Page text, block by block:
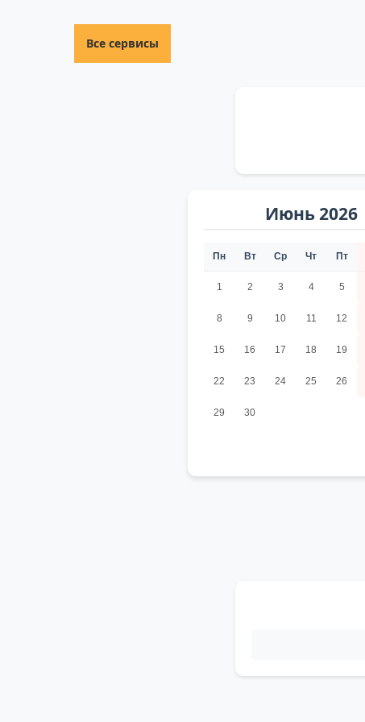
Все сервисы
Июнь 2026
Пн Вт Ср Чт Пт
1 2 3 4 5
8 9 10 11 12
15 16 17 18 19
22 23 24 25 26
29 30